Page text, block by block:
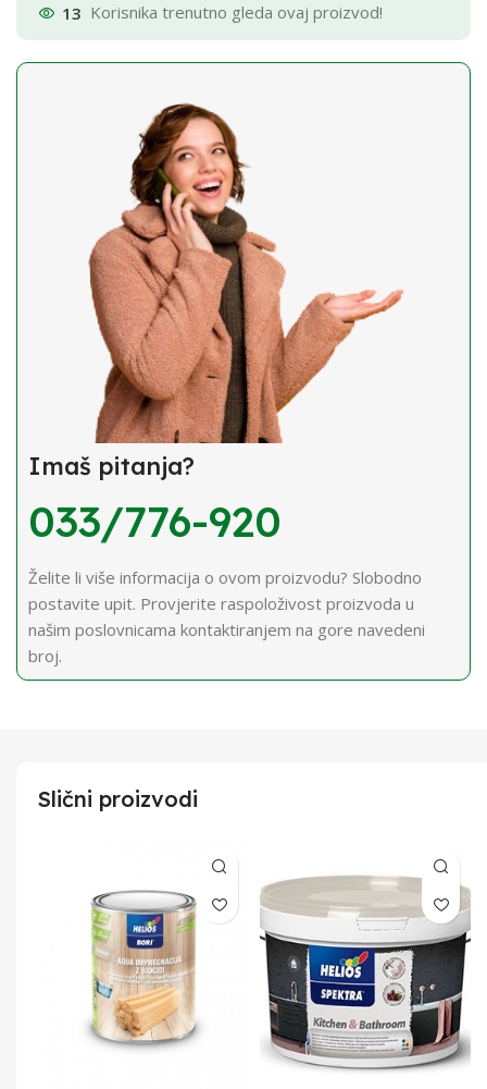
13 Korisnika trenutno gleda ovaj proizvod!
Imaš pitanja?
033/776-920
Želite li više informacija o ovom proizvodu? Slobodno
postavite upit. Provjerite raspoloživost proizvoda u
našim poslovnicama kontaktiranjem na gore navedeni
broj.
Slični proizvodi